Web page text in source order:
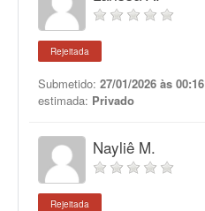
Rejeitada
Submetido: 27/01/2026 às 00:16
estimada: Privado
Nayliê M.
Rejeitada